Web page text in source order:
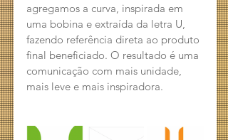
agregamos a curva, inspirada em
uma bobina e extraída da letra U,
fazendo referência direta ao produto
final beneficiado. O resultado é uma
comunicação com mais unidade,
mais leve e mais inspiradora.